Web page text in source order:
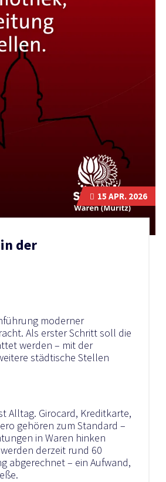
der
15 APR. 2026
moderner
Als erster Schritt soll die
werden – mit der
städtische Stellen
Alltag. Girocard, Kreditkarte,
gehören zum Standard –
in Waren hinken
derzeit rund 60
abgerechnet – ein Aufwand,